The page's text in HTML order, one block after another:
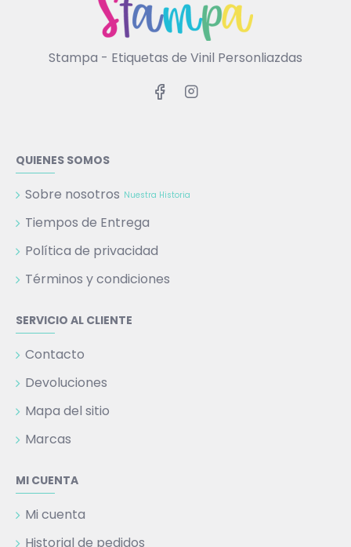
Stampa - Etiquetas de Vinil Personliazdas
QUIENES SOMOS
Sobre nosotros Nuestra Historia
Tiempos de Entrega
Política de privacidad
Términos y condiciones
SERVICIO AL CLIENTE
Contacto
Devoluciones
Mapa del sitio
Marcas
MI CUENTA
Mi cuenta
Historial de pedidos